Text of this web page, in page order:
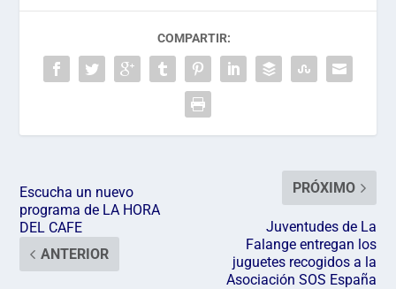
COMPARTIR:
Escucha un nuevo
programa de LA HORA
DEL CAFE
ANTERIOR
PRÓXIMO
Juventudes de La
Falange entregan los
juguetes recogidos a la
Asociación SOS España